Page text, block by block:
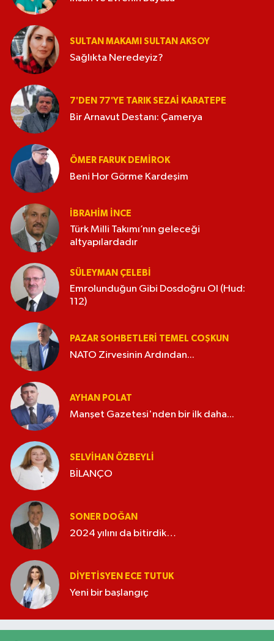
SULTAN MAKAMI SULTAN AKSOY
Sağlıkta Neredeyiz?
7'DEN 77'YE TARIK SEZAI KARATEPE
Bir Arnavut Destanı: Çamerya
ÖMER FARUK DEMIROK
Beni Hor Görme Kardeşim
İBRAHIM İNCE
Türk Milli Takımı’nın geleceği
altyapılardadır
SÜLEYMAN ÇELEBI
Emrolunduğun Gibi Dosdoğru Ol (Hud:
112)
PAZAR SOHBETLERI TEMEL COŞKUN
NATO Zirvesinin Ardından...
AYHAN POLAT
Manşet Gazetesi'nden bir ilk daha...
SELVIHAN ÖZBEYLI
BİLANÇO
SONER DOĞAN
2024 yılını da bitirdik…
DIYETISYEN ECE TUTUK
Yeni bir başlangıç